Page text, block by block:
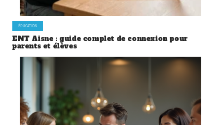
ÉDUCATION
ENT Aisne : guide complet de connexion pour
parents et élèves